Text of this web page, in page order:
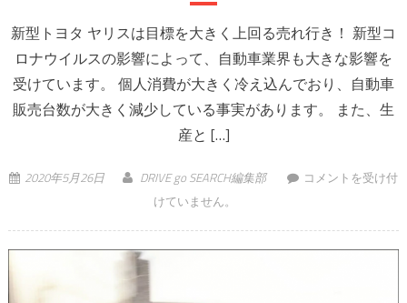
新型トヨタ ヤリスは目標を大きく上回る売れ行き！ 新型コ
ロナウイルスの影響によって、自動車業界も大きな影響を
受けています。 個人消費が大きく冷え込んでおり、自動車
販売台数が大きく減少している事実があります。 また、生
産と […]
2020年5月26日 DRIVE go SEARCH編集部
トヨタ ヤリスが絶
コメントを受け付
けていません。